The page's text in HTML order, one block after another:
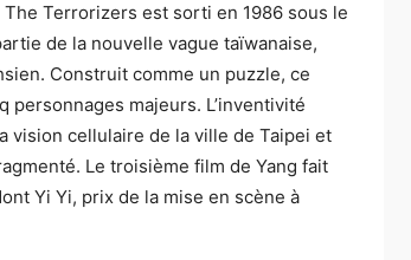
The Terrorizers est sorti en 1986 sous le
de la nouvelle vague taïwanaise,
Construit comme un puzzle, ce
majeurs. L’inventivité
vision cellulaire de la ville de Taipei et
Le troisième film de Yang fait
Yi Yi, prix de la mise en scène à